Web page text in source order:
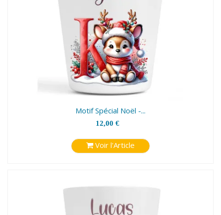
Motif Spécial Noël -...
12,00 €
Voir l'Article